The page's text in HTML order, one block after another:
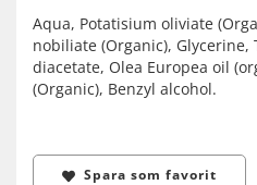
Aqua, Potatisium oliviate
nobiliate (Organic),
diacetate, Olea Europea oil
(Organic), Benzyl alcohol.
Spara som favorit